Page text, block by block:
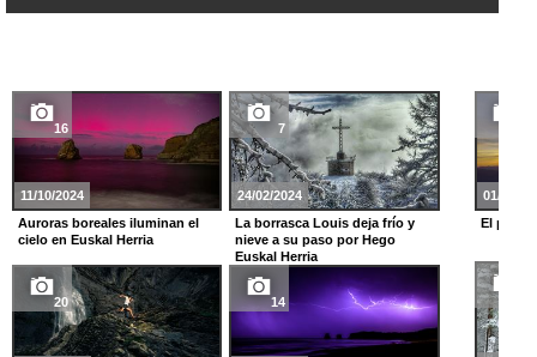
16
11/10/2024
Auroras boreales iluminan el
cielo en Euskal Herria
7
24/02/2024
La borrasca Louis deja frío y
nieve a su paso por Hego
Euskal Herria
20 14
01/01/
El